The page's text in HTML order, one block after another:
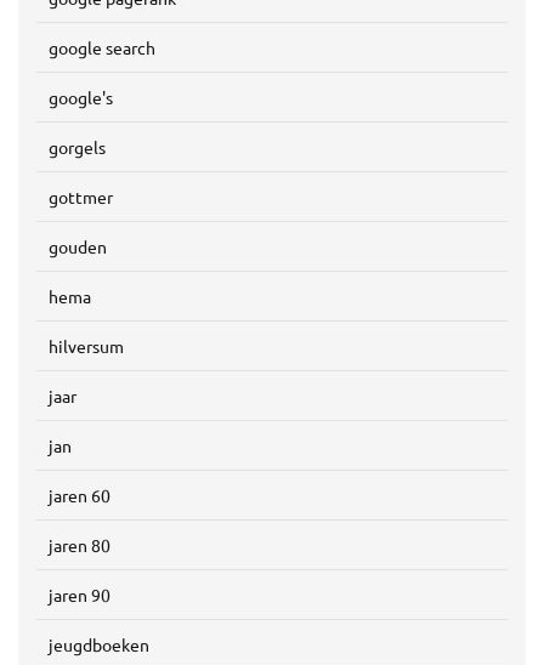
google search
google's
gorgels
gottmer
gouden
hema
hilversum
jaar
jan
jaren 60
jaren 80
jaren 90
jeugdboeken